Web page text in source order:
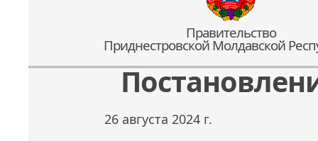
Правительство
Приднестровской Молдавской
26 августа 2024 г.